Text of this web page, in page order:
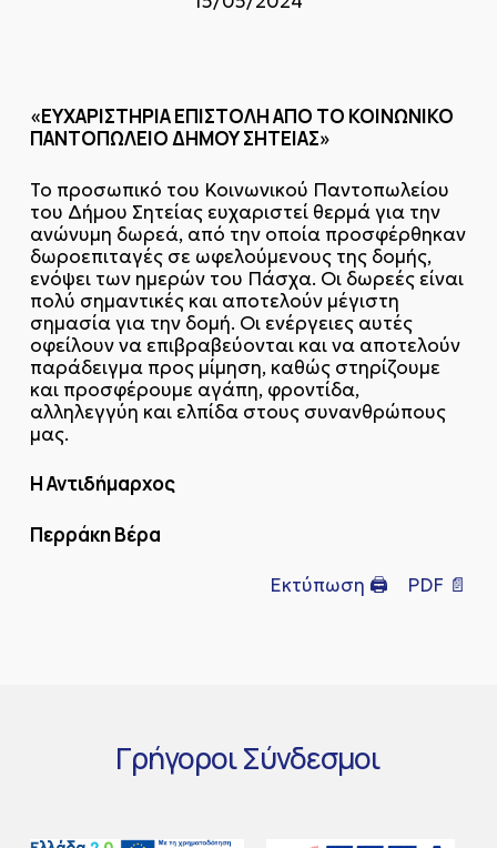
«ΕΥΧΑΡΙΣΤΗΡΙΑ ΕΠΙΣΤΟΛΗ ΑΠΟ ΤΟ ΚΟΙΝΩΝΙΚΟ
ΠΑΝΤΟΠΩΛΕΙΟ ΔΗΜΟΥ ΣΗΤΕΙΑΣ»
Το προσωπικό του Κοινωνικού Παντοπωλείου
του Δήμου Σητείας ευχαριστεί θερμά για την
ανώνυμη δωρεά, από την οποία προσφέρθηκαν
δωροεπιταγές σε ωφελούμενους της δομής,
ενόψει των ημερών του Πάσχα. Οι δωρεές είναι
πολύ σημαντικές και αποτελούν μέγιστη
σημασία για την δομή. Οι ενέργειες αυτές
οφείλουν να επιβραβεύονται και να αποτελούν
παράδειγμα προς μίμηση, καθώς στηρίζουμε
και προσφέρουμε αγάπη, φροντίδα,
αλληλεγγύη και ελπίδα στους συνανθρώπους
μας.
Η Αντιδήμαρχος
Περράκη Βέρα
Εκτύπωση 🖨 PDF 📄
ΓρήγοροιΣύνδεσμοι